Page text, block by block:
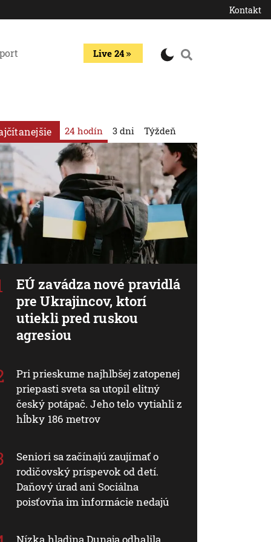
Kontakt
Live 24
24 hodín
EÚ zavádza nové pravidlá
pre Ukrajincov, ktorí
utiekli pred ruskou
agresiou
Pri prieskume najhlbšej zatopenej
priepasti sveta sa utopil elitný
český potápač. Jeho telo vytiahli z
hĺbky 186 metrov
Seniori sa začínajú zaujímať o
rodičovský príspevok od detí.
Daňový úrad ani Sociálna
poisťovňa im informácie nedajú
Nízka hladina Dunaja odhalila
3 dni Týždeň